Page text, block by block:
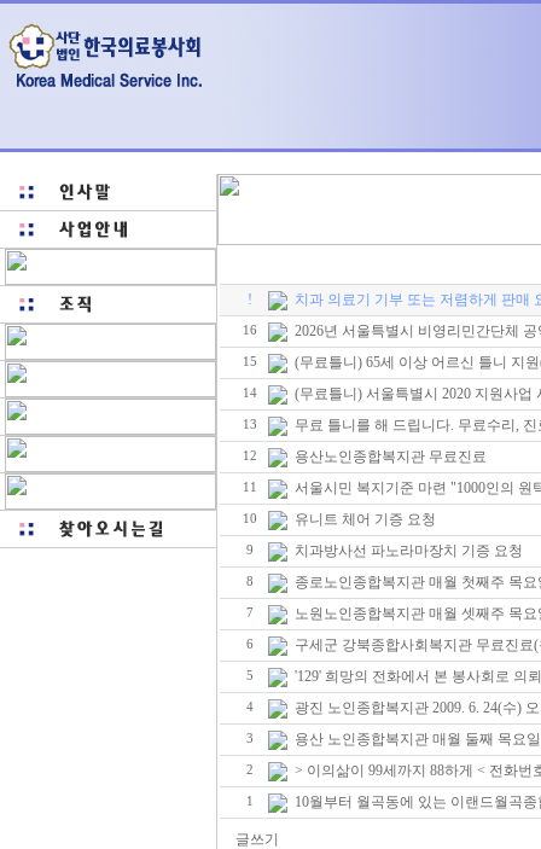
! 치과 의료기 기부 또는 저렴하게 판매
16 2026년 서울특별시 비영리민간단체
15 (무료틀니) 65세 이상 어르신 틀니 지
14 (무료틀니) 서울특별시 2020 지원사업
13 무료 틀니를 해 드립니다. 무료수리, 진
12 용산노인종합복지관 무료진료
11 서울시민 복지기준 마련 "1000인의
10 유니트 체어 기증 요청
9 치과방사선 파노라마장치 기증 요청
8 종로노인종합복지관 매월 첫째주 목
7 노원노인종합복지관 매월 셋째주 목
6 구세군 강북종합사회복지관 무료진료
5 '129' 희망의 전화에서 본 봉사회로 의
4 광진 노인종합복지관 2009. 6. 24(수)
3 용산 노인종합복지관 매월 둘째 목요
2 > 이의삶이 99세까지 88하게 < 전화번
1 10월부터 월곡동에 있는 이랜드월곡
글쓰기